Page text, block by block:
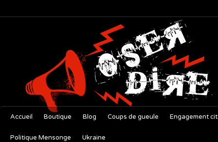
Accueil Boutique Blog Coups de gueule Engagement
Politique Mensonge Ukraine